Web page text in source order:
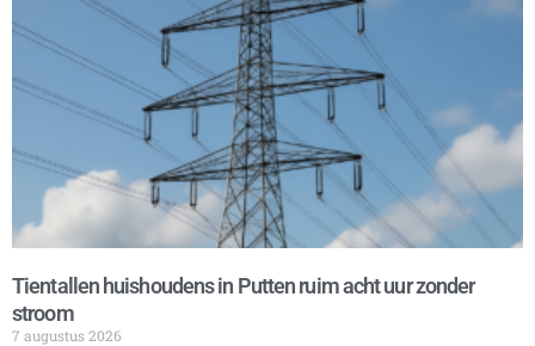
Tientallen huishoudens in Putten ruim acht uur zonder
stroom
7 augustus 2026